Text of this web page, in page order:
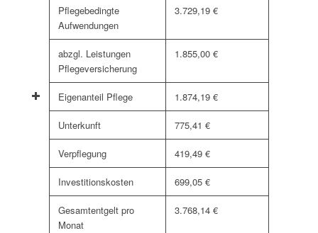
Pflegebedingte
Aufwendungen
3.729,19 €
abzgl. Leistungen
Pflegeversicherung
1.855,00 €
Eigenanteil Pflege 1.874,19 €
Unterkunft 775,41 €
Verpflegung 419,49 €
Investitionskosten 699,05 €
Gesamtentgelt pro
Monat
3.768,14 €